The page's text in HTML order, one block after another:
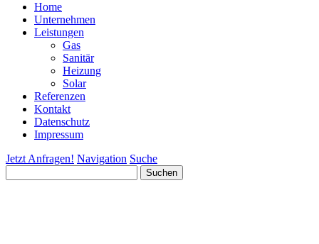
Home
Unternehmen
Leistungen
Gas
Sanitär
Heizung
Solar
Referenzen
Kontakt
Datenschutz
Impressum
Jetzt Anfragen! Navigation Suche
nach: